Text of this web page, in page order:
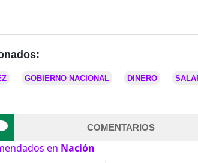
GOBIERNO NACIONAL DINERO
COMENTARIOS
en Nación